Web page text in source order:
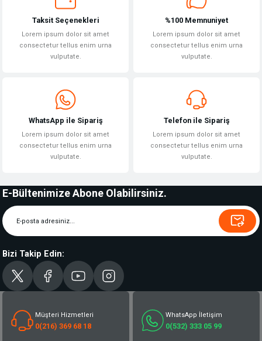
Taksit Seçenekleri
Lorem ipsum dolor sit amet
consectetur tellus enim urna
vulputate.
%100 Memnuniyet
Lorem ipsum dolor sit amet
consectetur tellus enim urna
vulputate.
WhatsApp ile Sipariş
Lorem ipsum dolor sit amet
consectetur tellus enim urna
vulputate.
Telefon ile Sipariş
Lorem ipsum dolor sit amet
consectetur tellus enim urna
vulputate.
E-Bültenimize Abone Olabilirsiniz.
Bizi Takip Edin:
Müşteri Hizmetleri
0(216) 369 68 18
WhatsApp İletişim
0(532) 333 05 99